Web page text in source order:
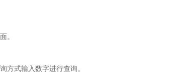
。
方式输入数字进行查询。